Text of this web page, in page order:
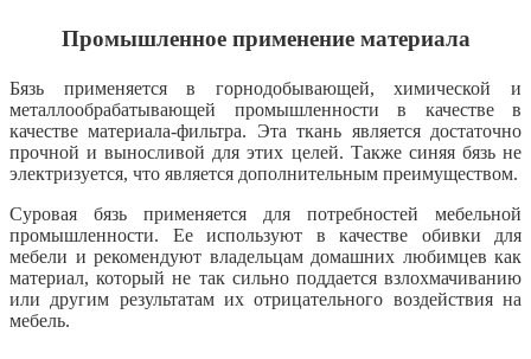
Промышленное применение материала
Бязь применяется в горнодобывающей, химической и
металлообрабатывающей промышленности в качестве в
качестве материала-фильтра. Эта ткань является достаточно
прочной и выносливой для этих целей. Также синяя бязь не
электризуется, что является дополнительным преимуществом.
Суровая бязь применяется для потребностей мебельной
промышленности. Ее используют в качестве обивки для
мебели и рекомендуют владельцам домашних любимцев как
материал, который не так сильно поддается взлохмачиванию
или другим результатам их отрицательного воздействия на
мебель.